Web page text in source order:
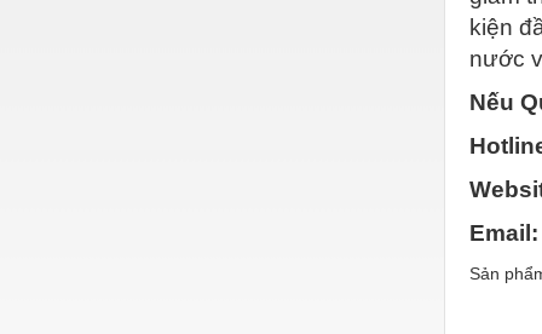
kiện
nước
Nếu
Sản